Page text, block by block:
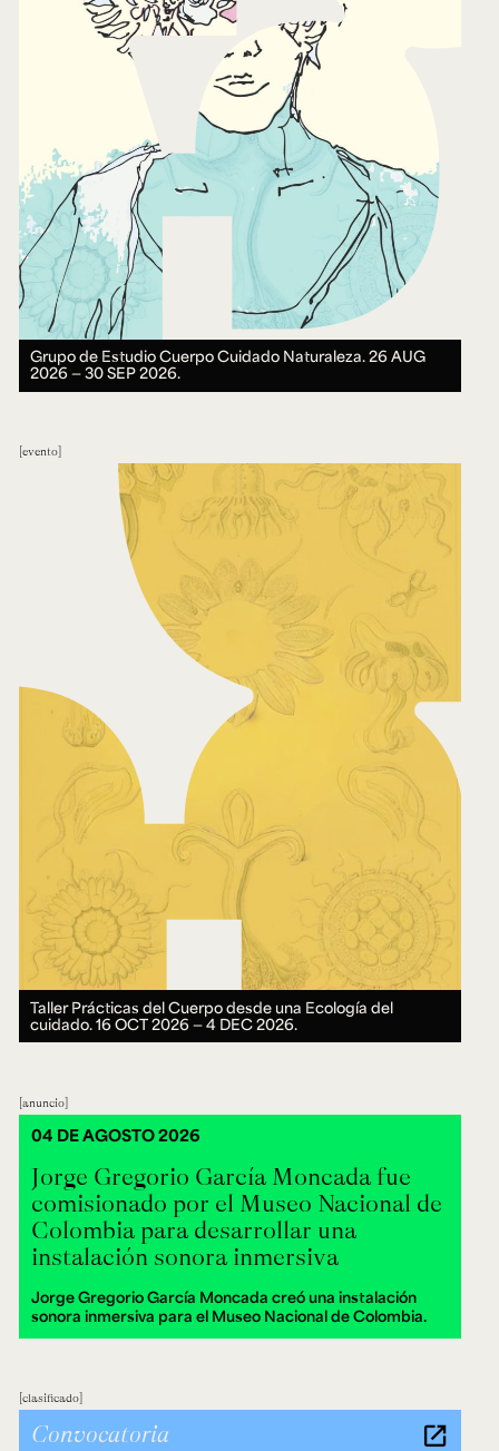
Grupo de Estudio Cuerpo Cuidado Naturaleza.26 AUG
2026 ― 30 SEP 2026.
evento
Taller Prácticas del Cuerpo desde una Ecología del
cuidado.16 OCT 2026 ― 4 DEC 2026.
anuncio
Jorge Gregorio García Moncada fue
comisionado por el Museo Nacional de
Colombia para desarrollar una
instalación sonora inmersiva
Jorge Gregorio García Moncada creó una instalación
sonora inmersiva para el Museo Nacional de Colombia.
04 DE AGOSTO 2026
clasificado
Convocatoria